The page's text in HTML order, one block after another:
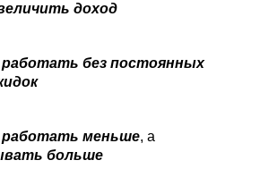
доход
работать без постоянных
работать меньше, а
больше